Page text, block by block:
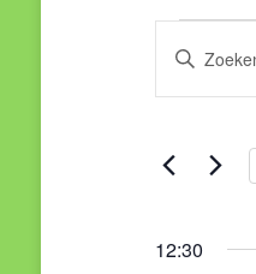
in
21
en
Vul
in.
12:30